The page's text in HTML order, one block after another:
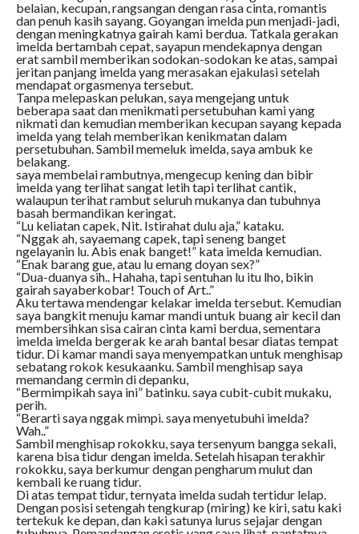
belaian, kecupan, rangsangan dengan rasa cinta, romantis
dan penuh kasih sayang. Goyangan imelda pun menjadi-jadi,
dengan meningkatnya gairah kami berdua. Tatkala gerakan
imelda bertambah cepat, sayapun mendekapnya dengan
erat sambil memberikan sodokan-sodokan ke atas, sampai
jeritan panjang imelda yang merasakan ejakulasi setelah
mendapat orgasmenya tersebut.
Tanpa melepaskan pelukan, saya mengejang untuk
beberapa saat dan menikmati persetubuhan kami yang
nikmati dan kemudian memberikan kecupan sayang kepada
imelda yang telah memberikan kenikmatan dalam
persetubuhan. Sambil memeluk imelda, saya ambuk ke
belakang.
saya membelai rambutnya, mengecup kening dan bibir
imelda yang terlihat sangat letih tapi terlihat cantik,
walaupun terihat rambut seluruh mukanya dan tubuhnya
basah bermandikan keringat.
“Lu keliatan capek, Nit. Istirahat dulu aja,” kataku.
“Nggak ah, sayaemang capek, tapi seneng banget
ngelayanin lu. Abis enak banget!” kata imelda kemudian.
“Enak barang gue, atau lu emang doyan sex?”
“Dua-duanya sih.. Hahaha, tapi sentuhan lu itu lho, bikin
gairah sayaberkobar! Touch of Art..”
Aku tertawa mendengar kelakar imelda tersebut. Kemudian
saya bangkit menuju kamar mandi untuk buang air kecil dan
membersihkan sisa cairan cinta kami berdua, sementara
imelda imelda bergerak ke arah bantal besar diatas tempat
tidur. Di kamar mandi saya menyempatkan untuk menghisap
sebatang rokok kesukaanku. Sambil menghisap saya
memandang cermin di depanku,
“Bermimpikah saya ini” batinku. saya cubit-cubit mukaku,
perih.
“Berarti saya nggak mimpi. saya menyetubuhi imelda?
Wah..”
Sambil menghisap rokokku, saya tersenyum bangga sekali,
karena bisa tidur dengan imelda. Setelah hisapan terakhir
rokokku, saya berkumur dengan pengharum mulut dan
kembali ke ruang tidur.
Di atas tempat tidur, ternyata imelda sudah tertidur lelap.
Dengan posisi setengah tengkurap (miring) ke kiri, satu kaki
tertekuk ke depan, dan kaki satunya lurus sejajar dengan